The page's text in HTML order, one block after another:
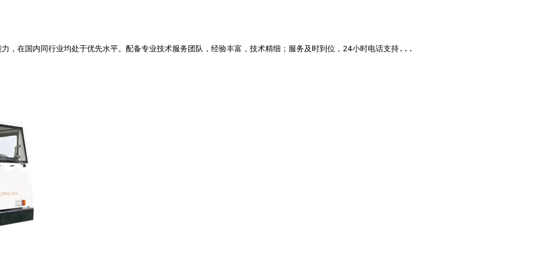
，在国内同行业均处于优先水平。配备专业技术服务团队，经验丰富，技术精细；服务及时到位，24小时电话支持...